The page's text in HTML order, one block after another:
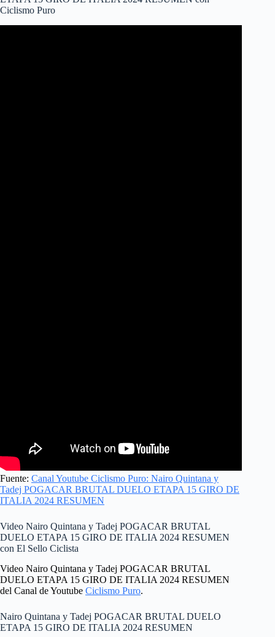
Ciclismo Puro
Fuente: Canal Youtube Ciclismo Puro: Nairo Quintana y
Tadej POGACAR BRUTAL DUELO ETAPA 15 GIRO DE
ITALIA 2024 RESUMEN
Video Nairo Quintana y Tadej POGACAR BRUTAL
DUELO ETAPA 15 GIRO DE ITALIA 2024 RESUMEN
con El Sello Ciclista
Video Nairo Quintana y Tadej POGACAR BRUTAL
DUELO ETAPA 15 GIRO DE ITALIA 2024 RESUMEN
del Canal de Youtube Ciclismo Puro.
Nairo Quintana y Tadej POGACAR BRUTAL DUELO
ETAPA 15 GIRO DE ITALIA 2024 RESUMEN